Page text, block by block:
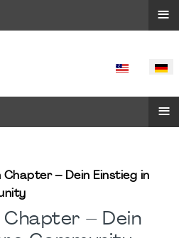
SPRACHE
≡
Chapter – Dein Einstieg in
Chapter – Dein
≡